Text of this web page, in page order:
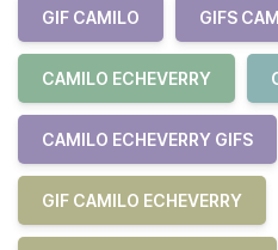
GIF CAMILO GIFS
CAMILO ECHEVERRY
CAMILO ECHEVERRY GIFS
GIF CAMILO ECHEVERRY